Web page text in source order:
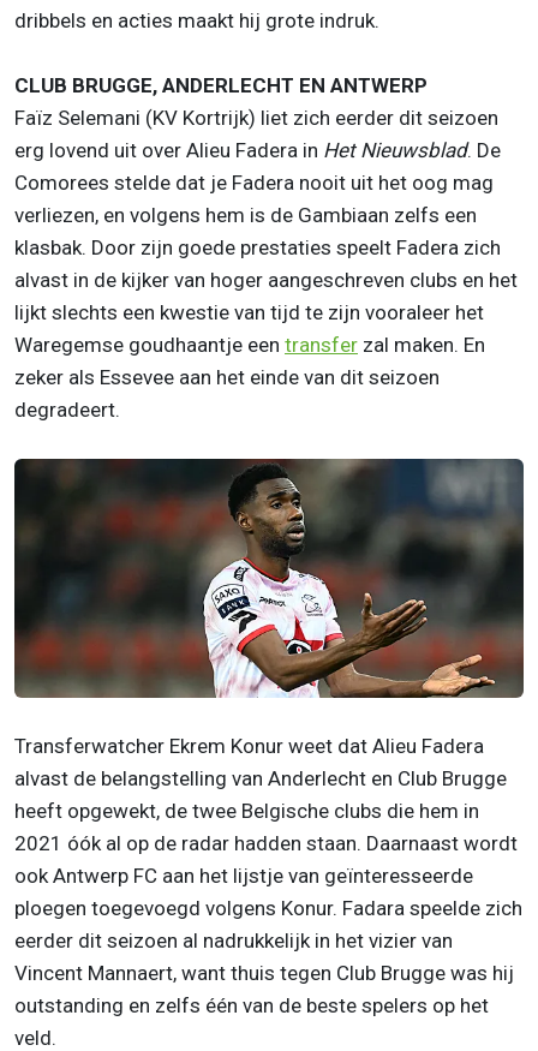
dribbels en acties maakt hij grote indruk.
CLUB BRUGGE, ANDERLECHT EN ANTWERP
Faïz Selemani (KV Kortrijk) liet zich eerder dit seizoen
erg lovend uit over Alieu Fadera in Het Nieuwsblad. De
Comorees stelde dat je Fadera nooit uit het oog mag
verliezen, en volgens hem is de Gambiaan zelfs een
klasbak. Door zijn goede prestaties speelt Fadera zich
alvast in de kijker van hoger aangeschreven clubs en het
lijkt slechts een kwestie van tijd te zijn vooraleer het
Waregemse goudhaantje een transfer zal maken. En
zeker als Essevee aan het einde van dit seizoen
degradeert.
Transferwatcher Ekrem Konur weet dat Alieu Fadera
alvast de belangstelling van Anderlecht en Club Brugge
heeft opgewekt, de twee Belgische clubs die hem in
2021 óók al op de radar hadden staan. Daarnaast wordt
ook Antwerp FC aan het lijstje van geïnteresseerde
ploegen toegevoegd volgens Konur. Fadara speelde zich
eerder dit seizoen al nadrukkelijk in het vizier van
Vincent Mannaert, want thuis tegen Club Brugge was hij
outstanding en zelfs één van de beste spelers op het
veld.